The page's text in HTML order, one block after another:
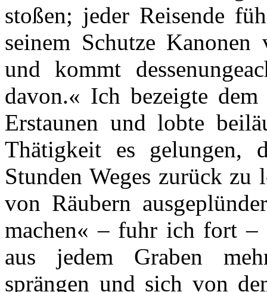
stoßen; jeder Reisende
seinem Schutze
und kommt
davon.« Ich bezeigte
Erstaunen und lobte
Thätigkeit es gelungen,
Stunden Weges zurück zu
von Räubern
machen« – fuhr ich fort –
aus jedem Graben
sprängen und sich von